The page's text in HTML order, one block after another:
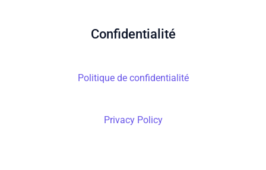
Confidentialité
Politique de confidentialité
Privacy Policy